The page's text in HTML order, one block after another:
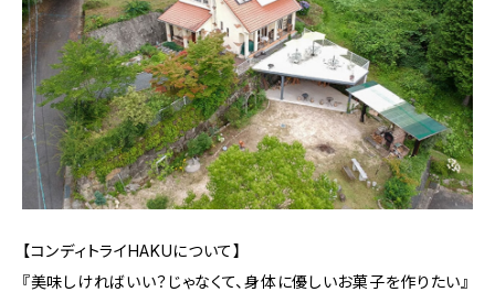
【コンディトライHAKUについて】
『美味しければいい？じゃなくて、身体に優しいお菓子を作りたい』